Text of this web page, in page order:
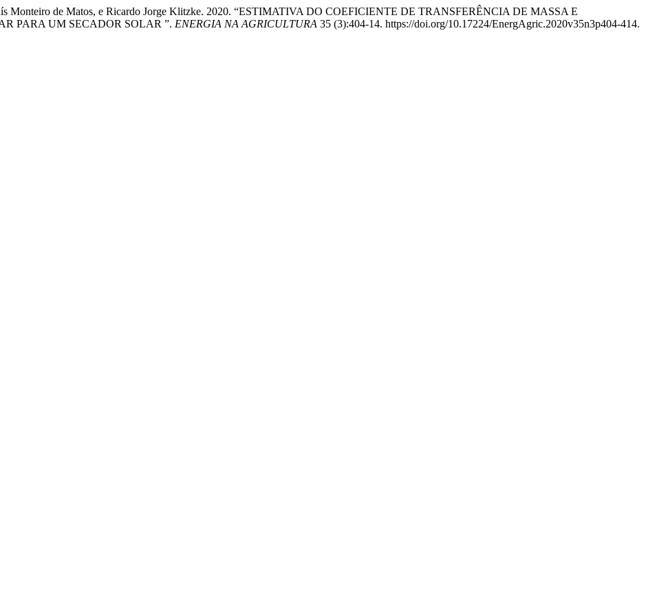
Monteiro de Matos, e Ricardo Jorge Klitzke. 2020. “ESTIMATIVA DO COEFICIENTE DE TRANSFERÊNCIA DE MASSA E
PARA UM SECADOR SOLAR ”. ENERGIA NA AGRICULTURA 35 (3):404-14. https://doi.org/10.17224/EnergAgric.2020v35n3p404-414.